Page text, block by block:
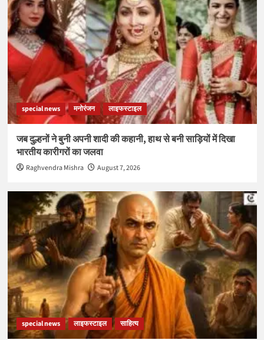
special news मनोरंजन लाइफस्टाइल
जब दुल्हनों ने बुनी अपनी शादी की कहानी, हाथ से बनी साड़ियों में दिखा
भारतीय कारीगरों का जलवा
Raghvendra Mishra August 7, 2026
special news लाइफस्टाइल साहित्य